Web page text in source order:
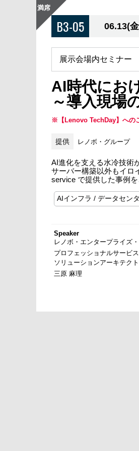
B3-05 06.13(
展示会場内セミナー
満席
AI時代にお
～導入現場
※【Lenovo TechDay】への
提供 レノボ・グループ
AI進化を支える水冷技術
サーバー構築以外もイロ
service で提供した事例を
AIインフラ / データセン
Speaker
レノボ・エンタープライズ
プロフェッショナルサービ
ソリューションアーキテクト
三原 麻理